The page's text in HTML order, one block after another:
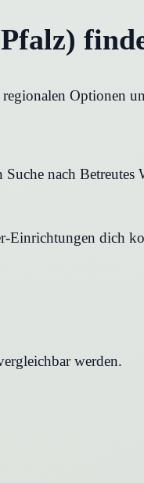
Optionen
nach
dich
werden.